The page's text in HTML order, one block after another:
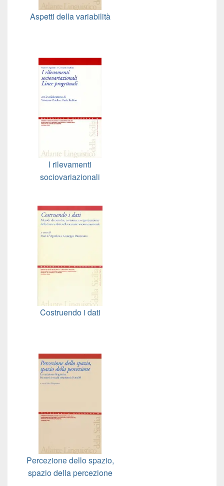
Aspetti della variabilità
I rilevamenti
sociovariazionali
Costruendo i dati
Percezione dello spazio,
spazio della percezione